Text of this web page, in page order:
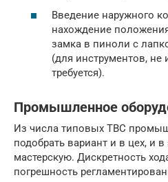
Введение наружного
нахождение
замка в пиноли с
(для инструментов,
требуется).
Промышленное
Из числа типовых ТВС
подобрать вариант и в цех, и
мастерскую. Дискретность
погрешность